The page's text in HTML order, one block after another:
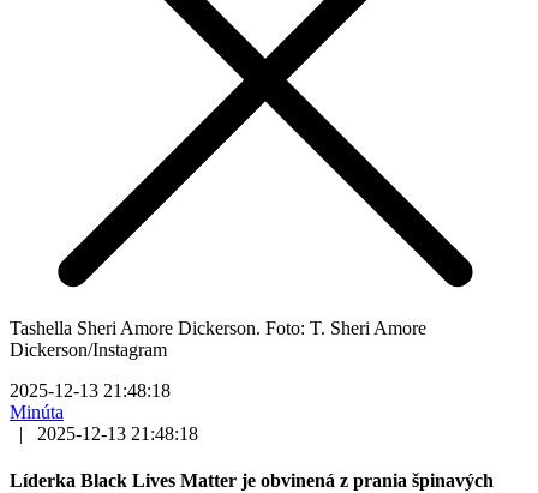
Tashella Sheri Amore Dickerson. Foto: T. Sheri Amore
Dickerson/Instagram
2025-12-13 21:48:18
Minúta
|
2025-12-13 21:48:18
Líderka Black Lives Matter je obvinená z prania špinavých